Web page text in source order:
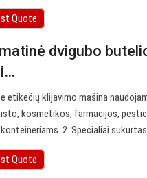
Quote
dvigubo
etikečių klijavimo mašina
kosmetikos, farmacijos,
2. Specialiai
Quote